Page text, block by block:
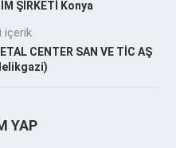
ŞİRKETİ Konya
içerik
CENTER SAN VE TİC AŞ
YAP